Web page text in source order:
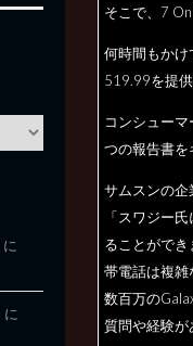
そこで、7 On
何時間もか
519.99を提供
コンシュー
つの報告書を
サムスンの企
「スワジー
ることがで
帯電話は複雑
数百万の
質問や経験が
に
に